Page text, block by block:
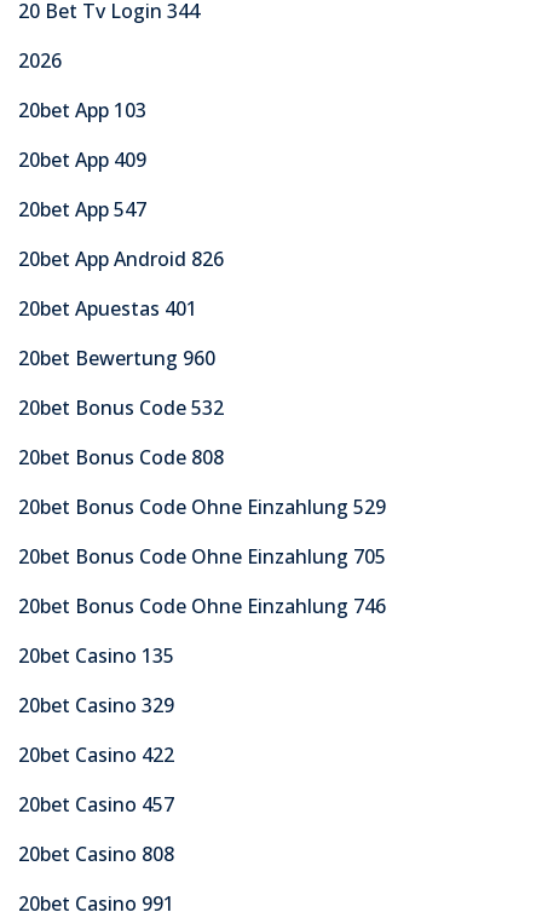
20 Bet Tv Login 344
2026
20bet App 103
20bet App 409
20bet App 547
20bet App Android 826
20bet Apuestas 401
20bet Bewertung 960
20bet Bonus Code 532
20bet Bonus Code 808
20bet Bonus Code Ohne Einzahlung 529
20bet Bonus Code Ohne Einzahlung 705
20bet Bonus Code Ohne Einzahlung 746
20bet Casino 135
20bet Casino 329
20bet Casino 422
20bet Casino 457
20bet Casino 808
20bet Casino 991